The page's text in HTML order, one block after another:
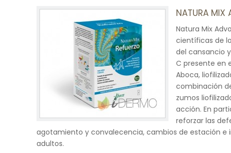
NATURA MIX
Natura Mix
científicas de
del cansancio
C presente en
Aboca,
combinación
zumos
acción. En
reforzar las
agotamiento y convalecencia, cambios de estación e
adultos.